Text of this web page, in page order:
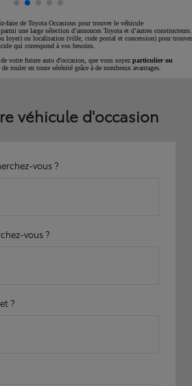
faire de Toyota Occasions pour trouver le véhicule
une large sélection d’annonces Toyota et d’autres constructeurs.
loyer) ou localisation (ville, code postal et concession) pour trouver
qui correspond à vos besoins.
votre future auto d'occasion, que vous soyez particulier ou
de rouler en toute sérénité grâce à de nombreux avantages.
véhicule d'occasion
vous ?
vous ?
?